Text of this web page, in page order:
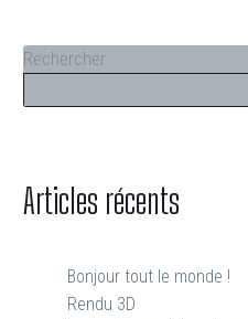
Rechercher
Articles récents
Bonjour tout le monde !
Rendu 3D